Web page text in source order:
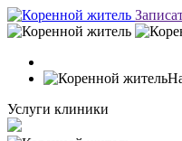
Услуги клиники